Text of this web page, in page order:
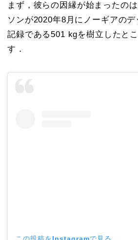
まず，彼らの因縁が始まったの
ソンが2020年8月にノーギアの
記録である501 kgを樹立したと
す．